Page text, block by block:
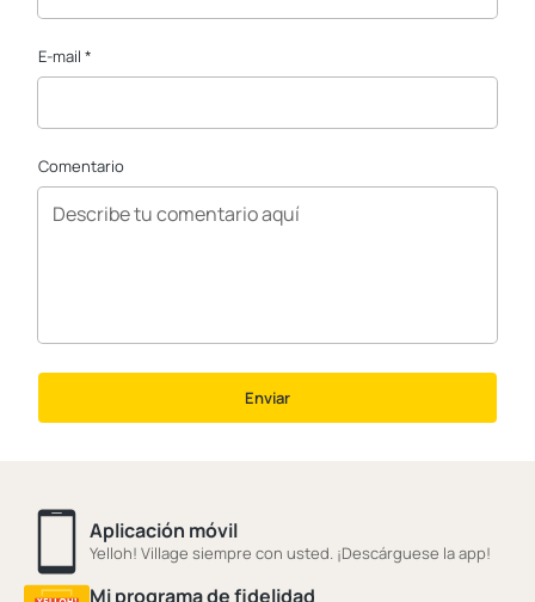
E-mail *
Comentario
Enviar
Aplicación móvil
Yelloh! Village siempre con usted. ¡Descárguese la app!
Mi programa de fidelidad